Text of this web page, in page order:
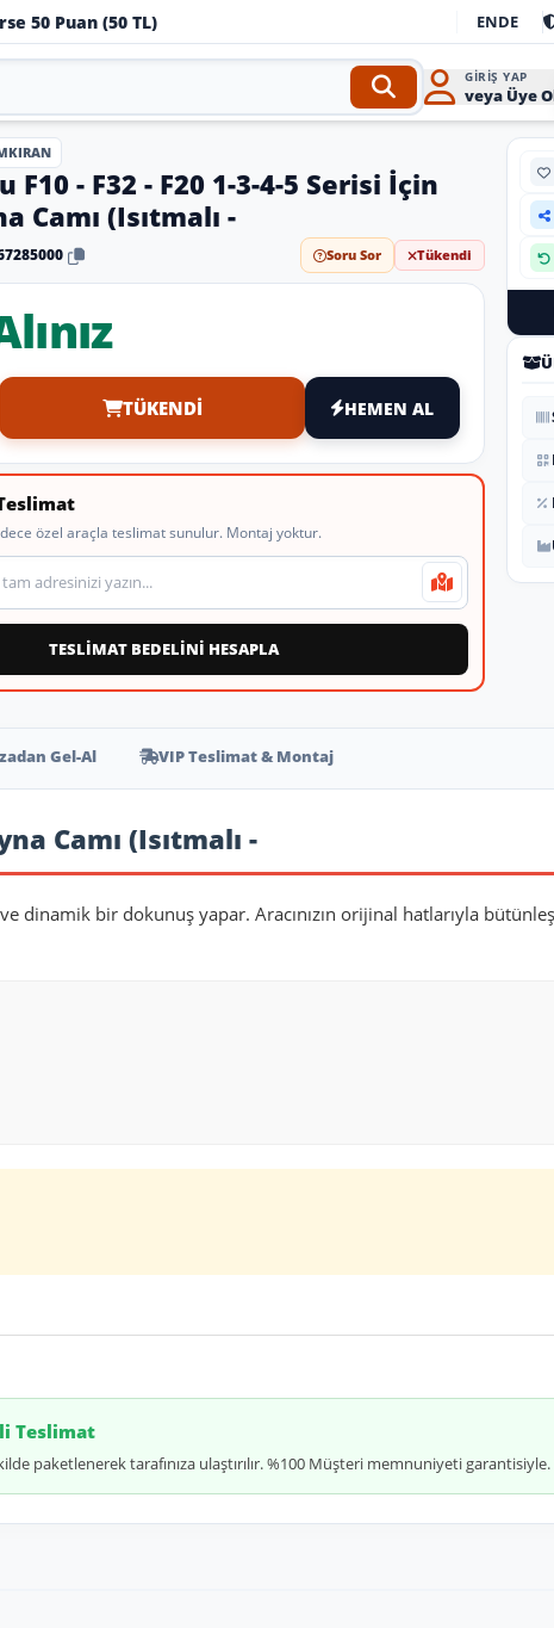
50 Puan (50 TL)
oto aksesuar ve tuning
ENDE
GIRIŞ YAP
veya Üye
F10 - F32 - F20 1-3-4-5 Serisi İçin
Camı (Isıtmalı -
Soru Sor Tükendi
TÜKENDI HEMEN AL
özel araçla teslimat sunulur. Montaj yoktur.
adresi
TESLİMAT BEDELİNİ HESAPLA
Gel-Al VIP Teslimat & Montaj
Camı (Isıtmalı -
bir dokunuş yapar. Aracınızın orijinal hatlarıyla
Teslimat
paketlenerek tarafınıza ulaştırılır. %100 Müşteri memnuniyeti garantisiyle.